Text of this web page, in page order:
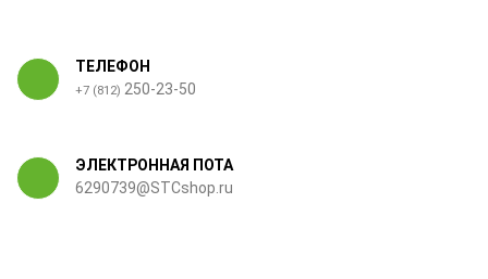
ТЕЛЕФОН
+7 (812) 250-23-50
ЭЛЕКТРОННАЯ ПОТА
6290739@STCshop.ru